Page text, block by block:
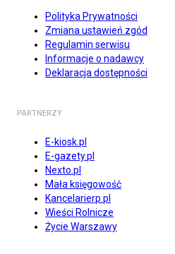
Polityka Prywatności
Zmiana ustawień zgód
Regulamin serwisu
Informacje o nadawcy
Deklaracja dostępności
PARTNERZY
E-kiosk.pl
E-gazety.pl
Nexto.pl
Mała księgowość
Kancelarierp.pl
Wieści Rolnicze
Życie Warszawy